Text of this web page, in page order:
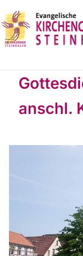
anschl.